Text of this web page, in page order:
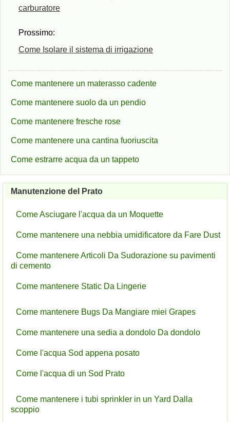
carburatore
Prossimo:
Come Isolare il sistema di irrigazione
Come mantenere un materasso cadente
Come mantenere suolo da un pendio
Come mantenere fresche rose
Come mantenere una cantina fuoriuscita
Come estrarre acqua da un tappeto
Manutenzione del Prato
Come Asciugare l'acqua da un Moquette
Come mantenere una nebbia umidificatore da Fare Dust
Come mantenere Articoli Da Sudorazione su pavimenti
di cemento
Come mantenere Static Da Lingerie
Come mantenere Bugs Da Mangiare miei Grapes
Come mantenere una sedia a dondolo Da dondolo
Come l'acqua Sod appena posato
Come l'acqua di un Sod Prato
Come mantenere i tubi sprinkler in un Yard Dalla
scoppio